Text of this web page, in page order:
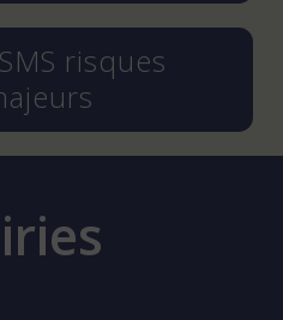
risques